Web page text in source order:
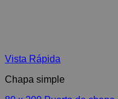
Vista Rápida
Chapa simple